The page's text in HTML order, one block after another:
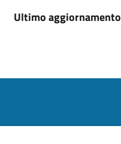
Ultimo aggiornamento